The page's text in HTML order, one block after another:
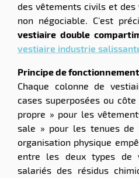
des vêtements civils et
non négociable. C'est
vestiaire double
vestiaire industrie
Principe de fonctionnement
Chaque colonne de
cases superposées ou
propre » pour les
sale » pour les tenues de
organisation physique
entre les deux types de
salariés des résidus